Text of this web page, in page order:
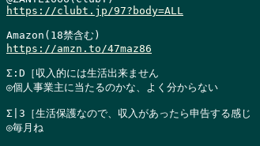
https://clubt.jp/97?body=ALL
https://amzn.to/47maz86
Σ:D［収入的には生活出来ません
◎個人事業主に当たるのかな、よく分からない
Σ|3［生活保護なので、収入があったら申告する感じ
◎毎月ね